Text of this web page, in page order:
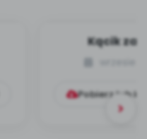
Kącik
Pobierz lub